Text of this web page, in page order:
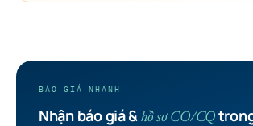
BÁO GIÁ NHANH
Nhận báo giá & hồ sơ CO/CQ